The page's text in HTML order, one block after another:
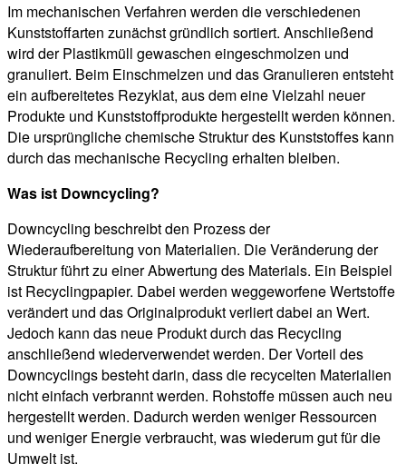
Im mechanischen Verfahren werden die verschiedenen
Kunststoffarten zunächst gründlich sortiert. Anschließend
wird der Plastikmüll gewaschen eingeschmolzen und
granuliert. Beim Einschmelzen und das Granulieren entsteht
ein aufbereitetes Rezyklat, aus dem eine Vielzahl neuer
Produkte und Kunststoffprodukte hergestellt werden können.
Die ursprüngliche chemische Struktur des Kunststoffes kann
durch das mechanische Recycling erhalten bleiben.
Was ist Downcycling?
Downcycling beschreibt den Prozess der
Wiederaufbereitung von Materialien. Die Veränderung der
Struktur führt zu einer Abwertung des Materials. Ein Beispiel
ist Recyclingpapier. Dabei werden weggeworfene Wertstoffe
verändert und das Originalprodukt verliert dabei an Wert.
Jedoch kann das neue Produkt durch das Recycling
anschließend wiederverwendet werden. Der Vorteil des
Downcyclings besteht darin, dass die recycelten Materialien
nicht einfach verbrannt werden. Rohstoffe müssen auch neu
hergestellt werden. Dadurch werden weniger Ressourcen
und weniger Energie verbraucht, was wiederum gut für die
Umwelt ist.